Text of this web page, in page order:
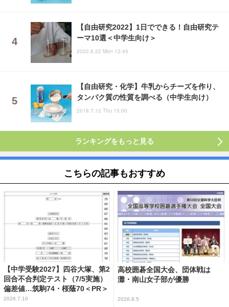
【自由研究2022】1日でできる！自由研究テ
ーマ10選＜中学生向け＞
2022.8.22 Mon 12:45
【自由研究・化学】牛乳からチーズを作り、
タンパク質の性質を調べる（中学生向け）
2018.7.12 Thu 15:00
ランキングをもっと見る
こちらの記事もおすすめ
【中学受験2027】四谷大塚、第2
回合不合判定テスト（7/5実施）
偏差値…筑駒74・桜蔭70＜PR＞
2026.7.10
高校囲碁全国大会、団体戦は
灘・南山女子部が優勝
2026.8.5